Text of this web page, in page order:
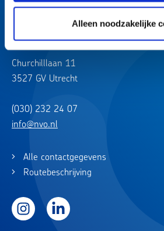
Alleen noodzakelijke
Churchilllaan 11
3527 GV Utrecht
(030) 232 24 07
info@nvo.nl
Alle contactgegevens
Routebeschrijving
InstagramLinkedIn